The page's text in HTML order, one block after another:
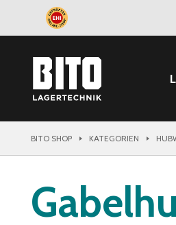
BITO SHOP KATEGORIEN